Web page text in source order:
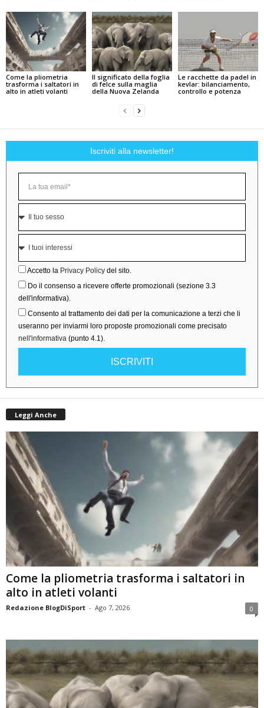
Come la pliometria
trasforma i saltatori in
alto in atleti volanti
Il significato della foglia
di felce sulla maglia
della Nuova Zelanda
Le racchette da padel in
kevlar: bilanciamento,
controllo e potenza
Iscriviti alla newsletter!
Accetto la Privacy Policy del sito.
Do il consenso a ricevere offerte promozionali (sezione 3.3
dell'informativa).
Consento al trattamento dei dati per la comunicazione a terzi che li
useranno per inviarmi loro proposte promozionali come precisato
nell'informativa (punto 4.1).
ISCRIVITI
Leggi Anche
Come la pliometria trasforma i saltatori in
alto in atleti volanti
Redazione BlogDiSport - Ago 7, 2026 0